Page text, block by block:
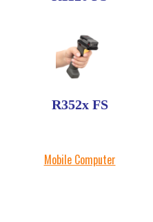
R352x FS
Mobile Computer